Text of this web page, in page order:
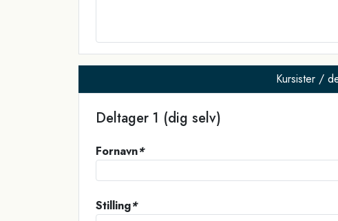
Kursister /
Deltager 1 (dig selv)
Fornavn*
Stilling*